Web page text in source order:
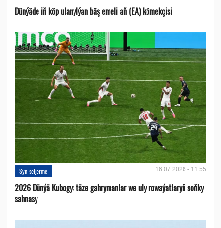
Dünýäde iň köp ulanylýan bäş emeli aň (EA) kömekçisi
Syn-seljerme 16.07.2026 - 11:55
2026 Dünýä Kubogy: täze gahrymanlar we uly rowaýatlaryň soňky
sahnasy